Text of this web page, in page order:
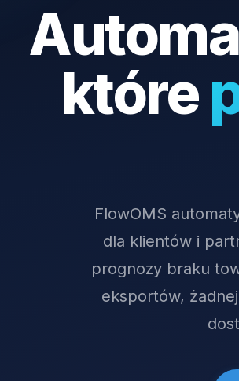
które
FlowOMS
dla klientów i
prognozy braku
eksportów,